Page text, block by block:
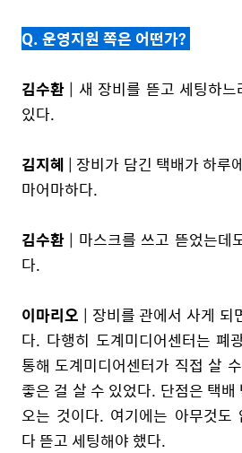
Q. 운영지원 쪽은 어떤가?
김수환 | 새 장비를 뜯고 세팅하
있다.
김지혜 | 장비가 담긴 택배가 하루
마어마하다.
김수환 | 마스크를 쓰고 뜯었는데
다.
이마리오 | 장비를 관에서 사게 되
다. 다행히 도계미디어센터는 폐
통해 도계미디어센터가 직접 살
좋은 걸 살 수 있었다. 단점은 택배
오는 것이다. 여기에는 아무것도
다 뜯고 세팅해야 했다.